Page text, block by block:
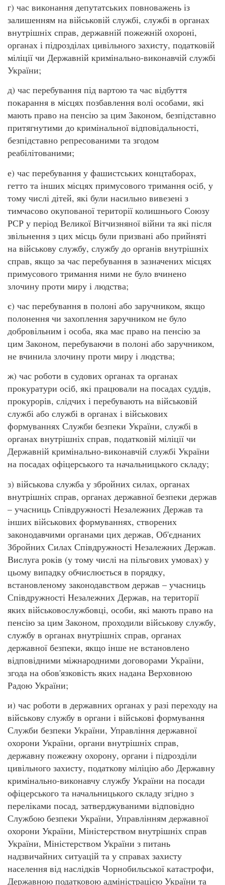
г) час виконання депутатських повноважень із
залишенням на військовій службі, службі в органах
внутрішніх справ, державній пожежній охороні,
органах і підрозділах цивільного захисту, податковій
міліції чи Державній кримінально-виконавчій службі
України;
д) час перебування під вартою та час відбуття
покарання в місцях позбавлення волі особами, які
мають право на пенсію за цим Законом, безпідставно
притягнутими до кримінальної відповідальності,
безпідставно репресованими та згодом
реабілітованими;
е) час перебування у фашистських концтаборах,
гетто та інших місцях примусового тримання осіб, у
тому числі дітей, які були насильно вивезені з
тимчасово окупованої території колишнього Союзу
РСР у період Великої Вітчизняної війни та які після
звільнення з цих місць були призвані або прийняті
на військову службу, службу до органів внутрішніх
справ, якщо за час перебування в зазначених місцях
примусового тримання ними не було вчинено
злочину проти миру і людства;
є) час перебування в полоні або заручником, якщо
полонення чи захоплення заручником не було
добровільним і особа, яка має право на пенсію за
цим Законом, перебуваючи в полоні або заручником,
не вчинила злочину проти миру і людства;
ж) час роботи в судових органах та органах
прокуратури осіб, які працювали на посадах суддів,
прокурорів, слідчих і перебувають на військовій
службі або службі в органах і військових
формуваннях Служби безпеки України, службі в
органах внутрішніх справ, податковій міліції чи
Державній кримінально-виконавчій службі України
на посадах офіцерського та начальницького складу;
з) військова служба у збройних силах, органах
внутрішніх справ, органах державної безпеки держав
– учасниць Співдружності Незалежних Держав та
інших військових формуваннях, створених
законодавчими органами цих держав, Об'єднаних
Збройних Силах Співдружності Незалежних Держав.
Вислуга років (у тому числі на пільгових умовах) у
цьому випадку обчислюється в порядку,
встановленому законодавством держав – учасниць
Співдружності Незалежних Держав, на території
яких військовослужбовці, особи, які мають право на
пенсію за цим Законом, проходили військову службу,
службу в органах внутрішніх справ, органах
державної безпеки, якщо інше не встановлено
відповідними міжнародними договорами України,
згода на обов'язковість яких надана Верховною
Радою України;
и) час роботи в державних органах у разі переходу на
військову службу в органи і військові формування
Служби безпеки України, Управління державної
охорони України, органи внутрішніх справ,
державну пожежну охорону, органи і підрозділи
цивільного захисту, податкову міліцію або Державну
кримінально-виконавчу службу України на посади
офіцерського та начальницького складу згідно з
переліками посад, затверджуваними відповідно
Службою безпеки України, Управлінням державної
охорони України, Міністерством внутрішніх справ
України, Міністерством України з питань
надзвичайних ситуацій та у справах захисту
населення від наслідків Чорнобильської катастрофи,
Державною податковою адміністрацією України та